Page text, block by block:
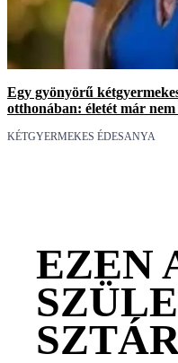
Egy gyönyörű
otthonában: életét már
KÉTGYERMEKES ÉDESANYA
EZEN